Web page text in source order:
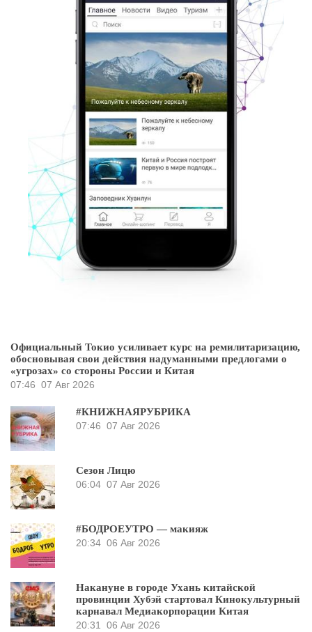
Официальный Токио усиливает курс на ремилитаризацию,
обосновывая свои действия надуманными предлогами о
«угрозах» со стороны России и Китая
07:46 07 Авг 2026
#КНИЖНАЯРУБРИКА
07:46 07 Авг 2026
Сезон Лицю
06:04 07 Авг 2026
#БОДРОЕУТРО — макияж
20:34 06 Авг 2026
Накануне в городе Ухань китайской
провинции Хубэй стартовал Кинокультурный
карнавал Медиакорпорации Китая
20:31 06 Авг 2026